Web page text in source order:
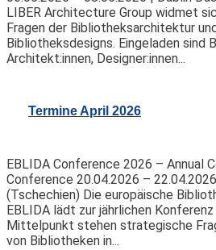
LIBER Architecture Group widmet
Fragen der Bibliotheksarchitektur
Bibliotheksdesigns. Eingeladen sind
Architekt:innen, Designer:innen...
Termine April 2026
EBLIDA Conference 2026 – Annual
Conference 20.04.2026 –
(Tschechien) Die europäische
EBLIDA lädt zur jährlichen
Mittelpunkt stehen strategische
von Bibliotheken in...